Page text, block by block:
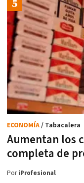
Aumentan los
completa de
ECONOMÍA/ Tabacalera
PoriProfesional